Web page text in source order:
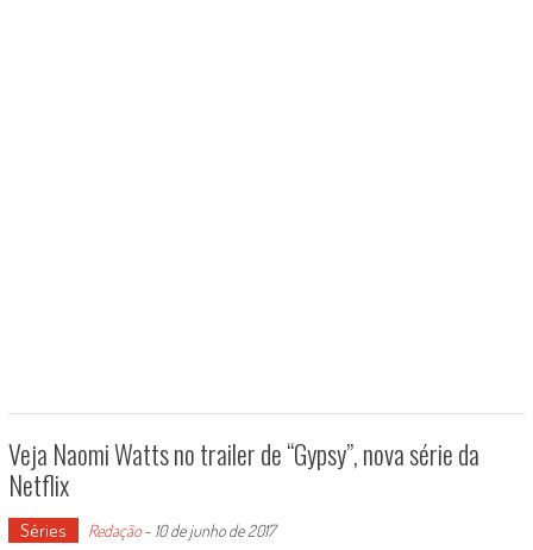
Veja Naomi Watts no trailer de “Gypsy”, nova série da
Netflix
Séries Redação- 10 de junho de 2017